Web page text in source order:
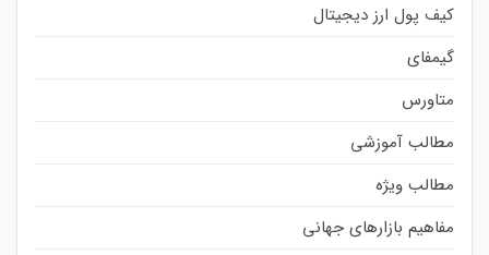
کیف پول ارز دیجیتال
گیمفای
متاورس
مطالب آموزشی
مطالب ویژه
مفاهیم بازارهای جهانی